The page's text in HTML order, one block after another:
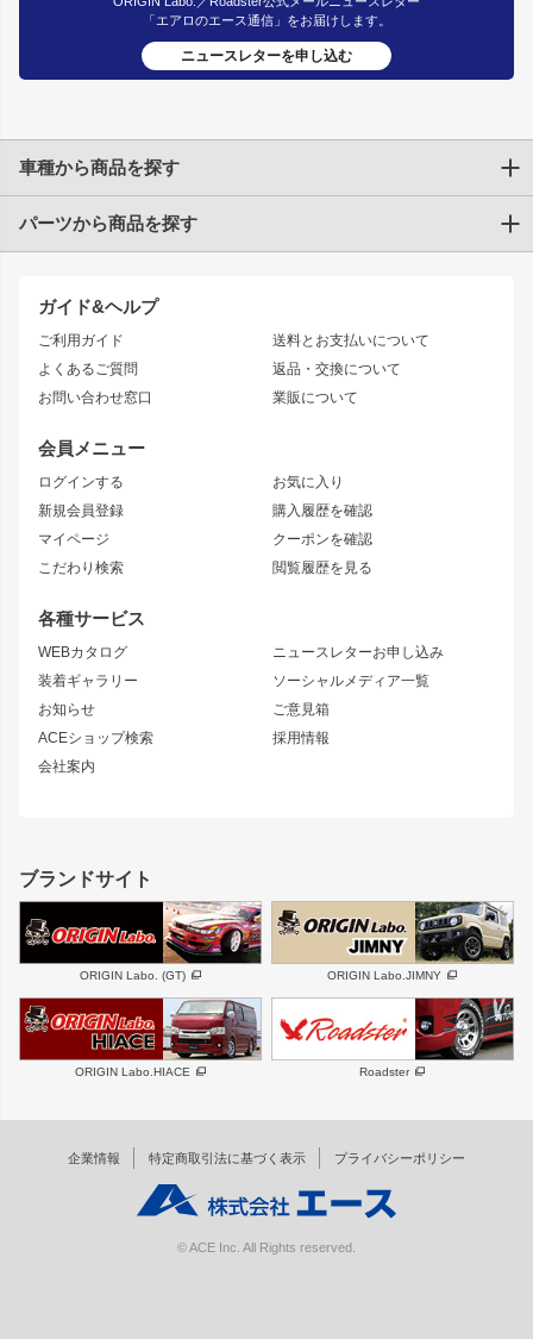
「エアロのエース通信」をお届けします。
ニュースレターを申し込む
ガイド&ヘルプ
ご利用ガイド
よくあるご質問
お問い合わせ窓口
送料とお支払いについて
返品・交換について
業販について
会員メニュー
ログインする
新規会員登録
マイページ
こだわり検索
お気に入り
購入履歴を確認
クーポンを確認
閲覧履歴を見る
各種サービス
WEBカタログ
装着ギャラリー
お知らせ
ACEショップ検索
会社案内
ニュースレターお申し込み
ソーシャルメディア一覧
ご意見箱
採用情報
車種から商品を探す
トヨタ
JZX90 CHASER
JZX110 MARK II
JZX100 MARK II
JZX90 MARK II
トレノ
マークX
アリスト
ソアラ
アルテッツァ
ニッサン
S15 シルビア
S14 シルビア 後期
S13 シルビア
180SX
シルエイティ
ワンビア
ローレル
セフィーロ
キャラバン
スズキ
GS350
SC
スバル 三菱
デリカ D:5
軽自動車 汎用
パーツから商品を探す
エアロシリーズ
ドリフトライン
風神
雷神
レーシングライン
アタックライン
ストリームライン
リアウイング
ジムニーパーツ
ホイール
MUD-S7
MUD-SR7
まつど家 鉄漢
ボンネット
フェンダー
サイドパーツ
リアゲート
メンテナンスパーツ
ハイエースパーツ
ホイール
DAYTONA-RS
DAYTONA-RS NEO
エアロシリーズ
RUGGER MODEL
DTM:exclusive
オーバーフェンダー
ワイパーガード
ブランドサイト
ORIGIN Labo. (GT) ORIGIN Labo.JIMNY
ORIGIN Labo.HIACE Roadster
企業情報 特定商取引法に基づく表示 プライバシーポリシー
© ACE Inc. All Rights reserved.